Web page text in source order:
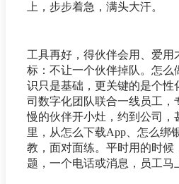
上，步步着急，满头大汗。
工具再好，得伙伴会用、爱用
标：不让一个伙伴掉队。怎么
识只是基础，更关键的是个性
司数字化团队联合一线员工，
慢的伙伴开小灶，约到公司，
里，从怎么下载App、怎么绑
教，面对面练。平时用的时候
题，一个电话或消息，员工马